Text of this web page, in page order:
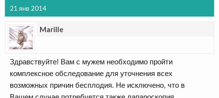
21 янв 2014
Marille
Здравствуйте! Вам с мужем необходимо пройти
комплексное обследование для уточнения всех
возможных причин бесплодия. Не исключено, что в